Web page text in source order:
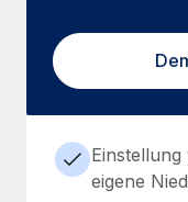
eigene